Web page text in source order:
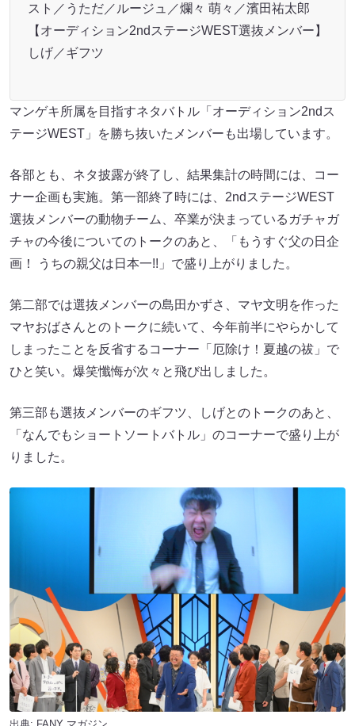
スト／うただ／ルージュ／爛々 萌々／濱田祐太郎
【オーディション2ndステージWEST選抜メンバー】
しげ／ギフツ
マンゲキ所属を目指すネタバトル「オーディション2ndス
テージWEST」を勝ち抜いたメンバーも出場しています。
各部とも、ネタ披露が終了し、結果集計の時間には、コー
ナー企画も実施。第一部終了時には、2ndステージWEST
選抜メンバーの動物チーム、卒業が決まっているガチャガ
チャの今後についてのトークのあと、「もうすぐ父の日企
画！ うちの親父は日本一!!」で盛り上がりました。
第二部では選抜メンバーの島田かずさ、マヤ文明を作った
マヤおばさんとのトークに続いて、今年前半にやらかして
しまったことを反省するコーナー「厄除け！夏越の祓」で
ひと笑い。爆笑懺悔が次々と飛び出しました。
第三部も選抜メンバーのギフツ、しげとのトークのあと、
「なんでもショートソートバトル」のコーナーで盛り上が
りました。